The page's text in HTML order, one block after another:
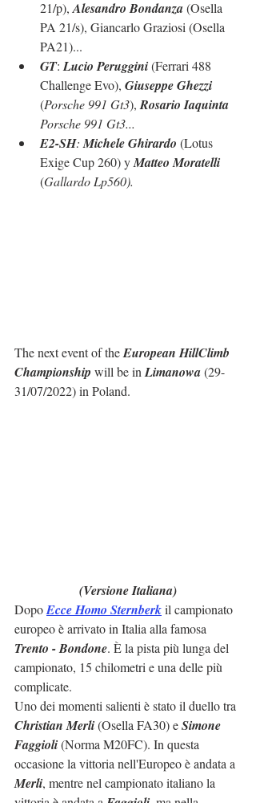
21/p), Alesandro Bondanza (Osella
PA 21/s), Giancarlo Graziosi (Osella
PA21)...
GT: Lucio Peruggini (Ferrari 488
Challenge Evo), Giuseppe Ghezzi
(Porsche 991 Gt3), Rosario Iaquinta
Porsche 991 Gt3...
E2-SH: Michele Ghirardo (Lotus
Exige Cup 260) y Matteo Moratelli
(Gallardo Lp560).
The next event of the European HillClimb
Championship will be in Limanowa (29-
31/07/2022) in Poland.
(Versione Italiana)
Dopo Ecce Homo Sternberk il campionato
europeo è arrivato in Italia alla famosa
Trento - Bondone. È la pista più lunga del
campionato, 15 chilometri e una delle più
complicate.
Uno dei momenti salienti è stato il duello tra
Christian Merli (Osella FA30) e Simone
Faggioli (Norma M20FC). In questa
occasione la vittoria nell'Europeo è andata a
Merli, mentre nel campionato italiano la